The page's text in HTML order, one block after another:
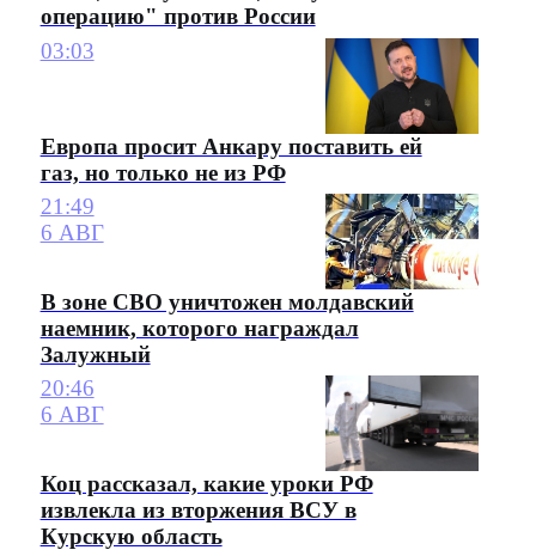
операцию" против России
03:03
Европа просит Анкару поставить ей
газ, но только не из РФ
21:49
6 АВГ
В зоне СВО уничтожен молдавский
наемник, которого награждал
Залужный
20:46
6 АВГ
Коц рассказал, какие уроки РФ
извлекла из вторжения ВСУ в
Курскую область